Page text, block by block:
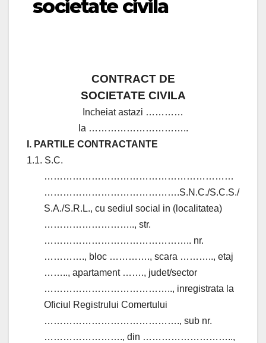
societate civila
CONTRACT DE
SOCIETATE CIVILA
Incheiat astazi …………
la …………………………..
I. PARTILE CONTRACTANTE
1.1. S.C.
……………………………………………………
…………………………………….S.N.C./S.C.S./
S.A./S.R.L., cu sediul social in (localitatea)
……………………….., str.
……………………………………….. nr.
…………., bloc …………., scara ……….., etaj
…….., apartament ……., judet/sector
………………………………….., inregistrata la
Oficiul Registrului Comertului
……………………………………., sub nr.
……………………., din ………………………..,